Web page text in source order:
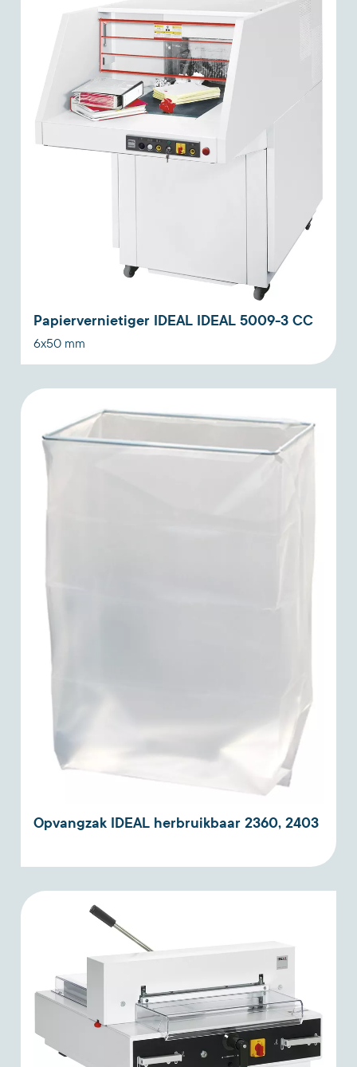
Papiervernietiger IDEAL IDEAL 5009-3 CC
6x50 mm
Opvangzak IDEAL herbruikbaar 2360, 2403